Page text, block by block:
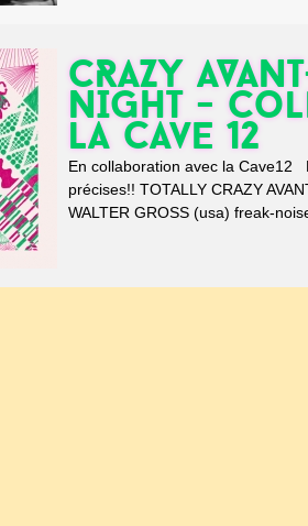
CRAZY
NIGHT -
la Cave 12
En collaboration avec la Cave12
précises!! TOTALLY CRAZY
WALTER GROSS (usa) freak-